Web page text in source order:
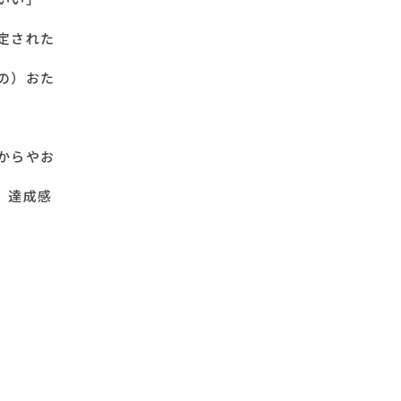
された
）おた
らやお
達成感